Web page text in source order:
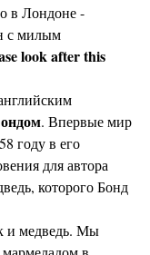
в Лондоне -
с милым
look after this
. Впервые мир
году в его
для автора
которого Бонд
и медведь. Мы